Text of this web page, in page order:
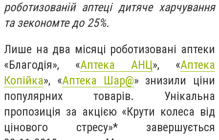
роботизованій аптеці дитяче харчування
та зекономте до 25%.
Лише на два місяці роботизовані аптеки
«Благодія», «Аптека АНЦ», «Аптека
Копійка», «Аптека Шар@» знизили ціни
популярних товарів. Унікальна
пропозиція за акцією «Крути колеса від
цінового стресу»* завершується